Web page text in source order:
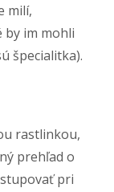
milí,
by im mohli
špecialitka).
rastlinkou,
prehľad o
pri